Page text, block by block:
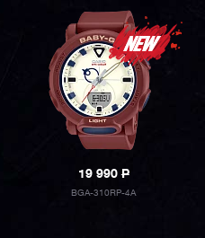
19 990P
BGA-310RP-4A